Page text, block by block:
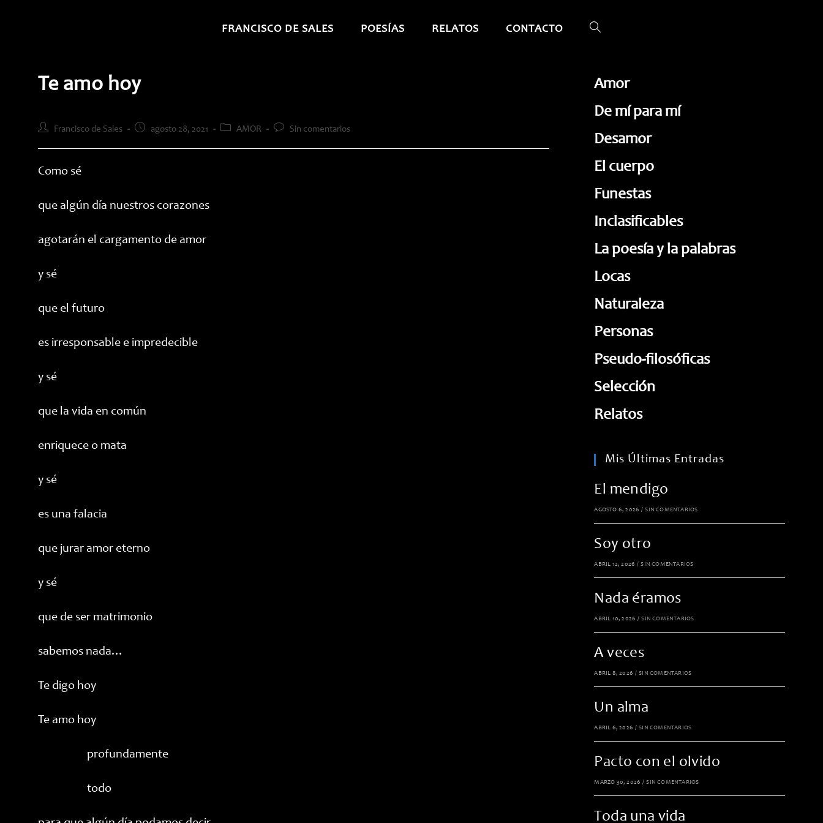
FRANCISCO DE SALES POESÍAS RELATOS CONTACTO ALTERNAR
WEB
Te amo hoy
Autor
entrada:
Francisco de Sales
Publicación
agosto 28, 2021
Categoría
AMOR
Comentarios
Sin comentarios
Como sé
que algún día nuestros corazones
agotarán el cargamento de amor
y sé
que el futuro
es irresponsable e impredecible
y sé
que la vida en común
enriquece o mata
y sé
es una falacia
que jurar amor eterno
y sé
que de ser matrimonio
sabemos nada…
Te digo hoy
Te amo hoy
profundamente
todo
Amor
De mí para mí
Desamor
El cuerpo
Funestas
Inclasificables
La poesía y la palabras
Locas
Naturaleza
Personas
Pseudo-filosóficas
Selección
Relatos
Mis Últimas Entradas
El mendigo
AGOSTO 6, 2026 / SIN COMENTARIOS
Soy otro
ABRIL 12, 2026 / SIN COMENTARIOS
Nada éramos
ABRIL 10, 2026 / SIN COMENTARIOS
A veces
ABRIL 8, 2026 / SIN COMENTARIOS
Un alma
ABRIL 6, 2026 / SIN COMENTARIOS
Pacto con el olvido
MARZO 30, 2026 / SIN COMENTARIOS
Toda una vida